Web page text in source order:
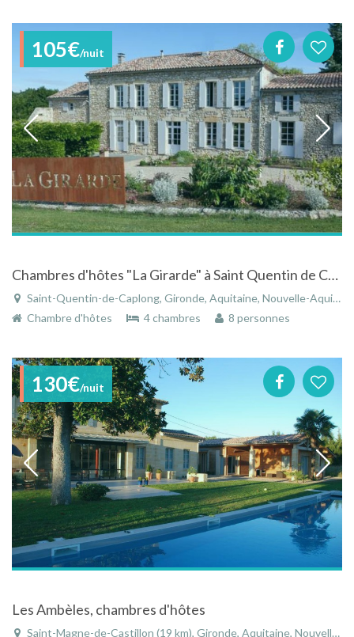
105€/nuit
Chambres d'hôtes "La Girarde" à Saint Quentin de Caplong dans bâtisse magnifique
Saint-Quentin-de-Caplong, Gironde, Aquitaine, Nouvelle-Aquitaine, France
Chambre d'hôtes
4 chambres 8 personnes
130€/nuit
Les Ambèles, chambres d'hôtes
Saint-Magne-de-Castillon (19 km), Gironde, Aquitaine, Nouvelle-Aquitaine, France